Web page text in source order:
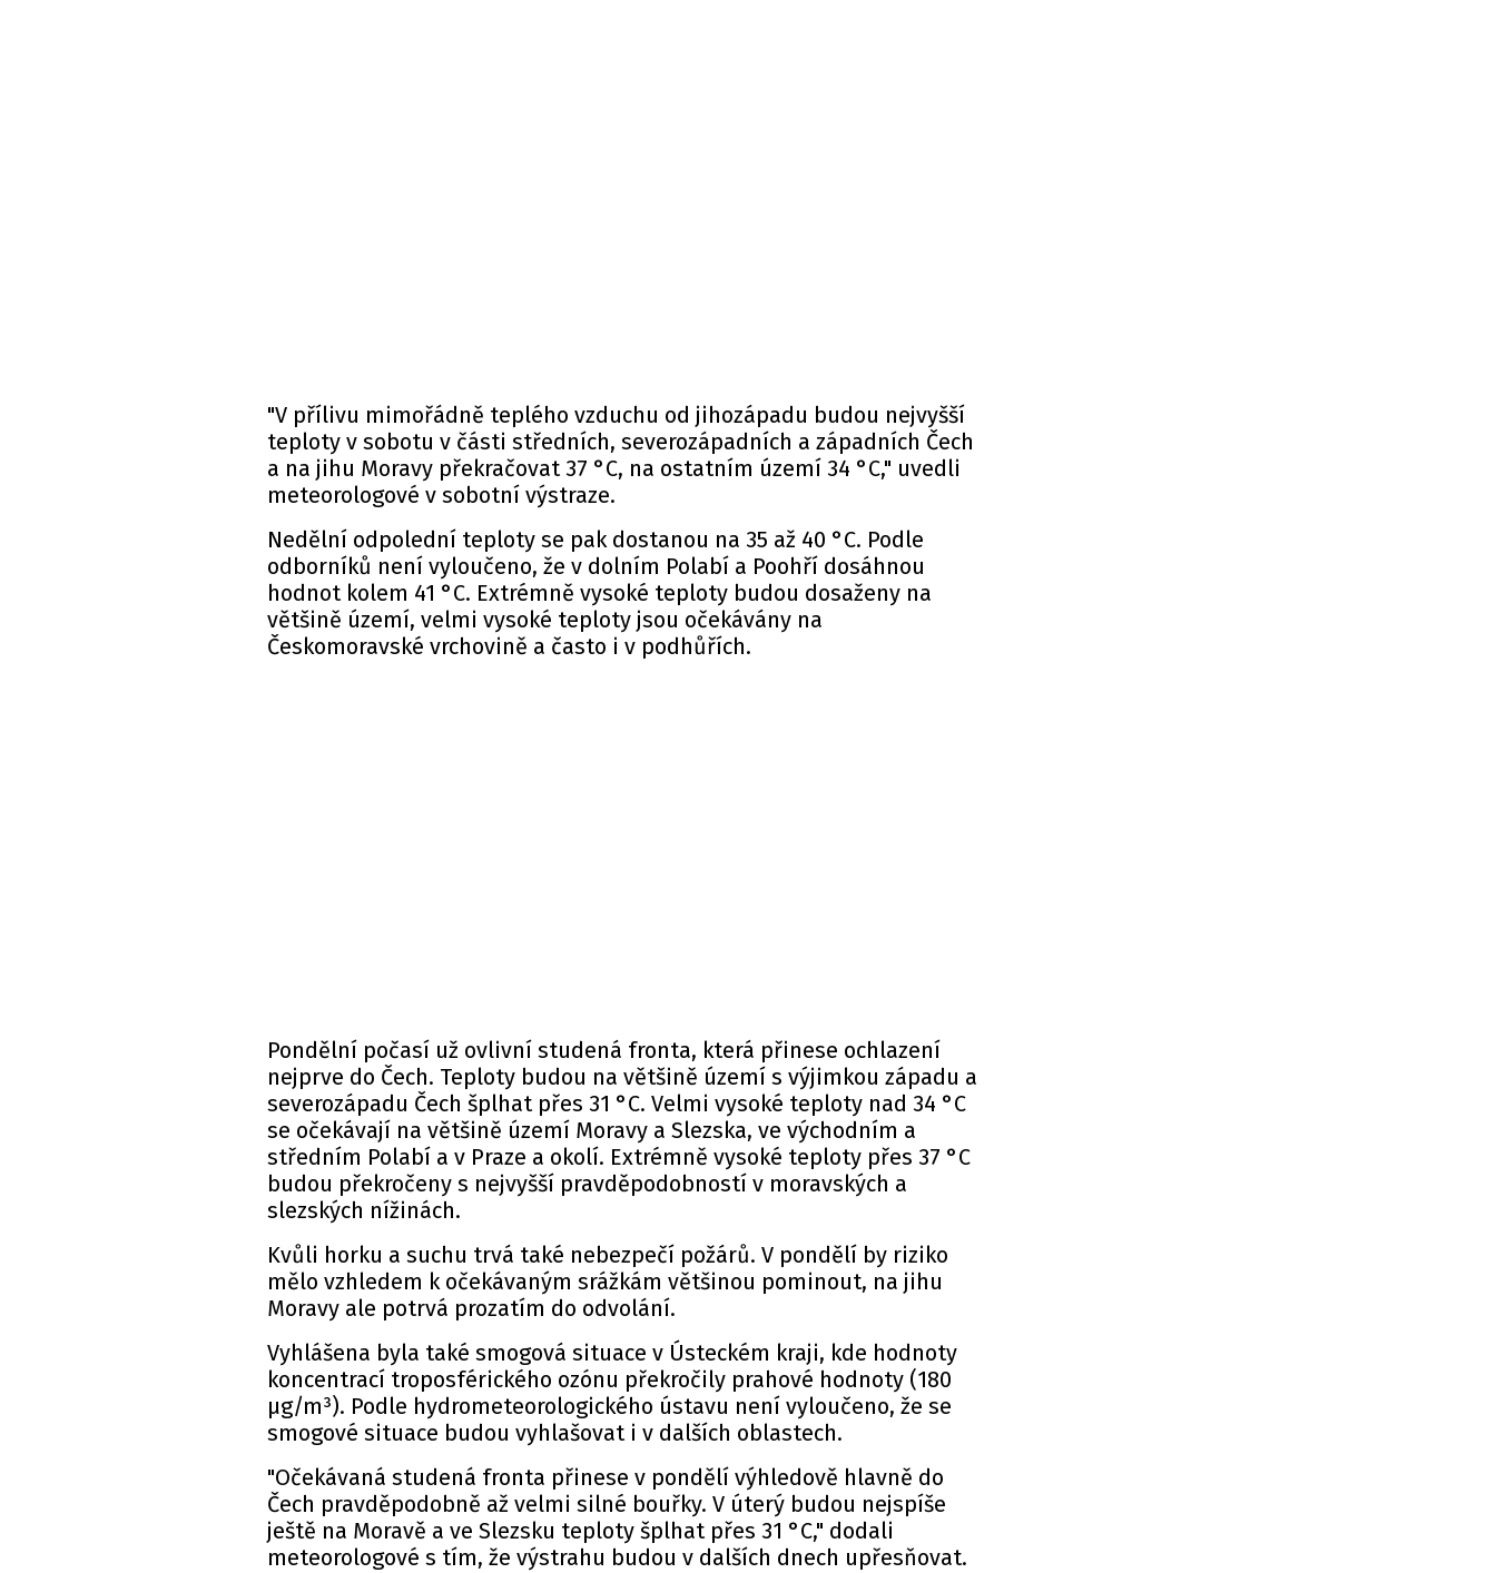
"V přílivu mimořádně teplého vzduchu od jihozápadu budou nejvyšší
teploty v sobotu v části středních, severozápadních a západních Čech
a na jihu Moravy překračovat 37 °C, na ostatním území 34 °C," uvedli
meteorologové v sobotní výstraze.
Nedělní odpolední teploty se pak dostanou na 35 až 40 °C. Podle
odborníků není vyloučeno, že v dolním Polabí a Poohří dosáhnou
hodnot kolem 41 °C. Extrémně vysoké teploty budou dosaženy na
většině území, velmi vysoké teploty jsou očekávány na
Českomoravské vrchovině a často i v podhůřích.
Pondělní počasí už ovlivní studená fronta, která přinese ochlazení
nejprve do Čech. Teploty budou na většině území s výjimkou západu a
severozápadu Čech šplhat přes 31 °C. Velmi vysoké teploty nad 34 °C
se očekávají na většině území Moravy a Slezska, ve východním a
středním Polabí a v Praze a okolí. Extrémně vysoké teploty přes 37 °C
budou překročeny s nejvyšší pravděpodobností v moravských a
slezských nížinách.
Kvůli horku a suchu trvá také nebezpečí požárů. V pondělí by riziko
mělo vzhledem k očekávaným srážkám většinou pominout, na jihu
Moravy ale potrvá prozatím do odvolání.
Vyhlášena byla také smogová situace v Ústeckém kraji, kde hodnoty
koncentrací troposférického ozónu překročily prahové hodnoty (180
μg/m³). Podle hydrometeorologického ústavu není vyloučeno, že se
smogové situace budou vyhlašovat i v dalších oblastech.
"Očekávaná studená fronta přinese v pondělí výhledově hlavně do
Čech pravděpodobně až velmi silné bouřky. V úterý budou nejspíše
ještě na Moravě a ve Slezsku teploty šplhat přes 31 °C," dodali
meteorologové s tím, že výstrahu budou v dalších dnech upřesňovat.